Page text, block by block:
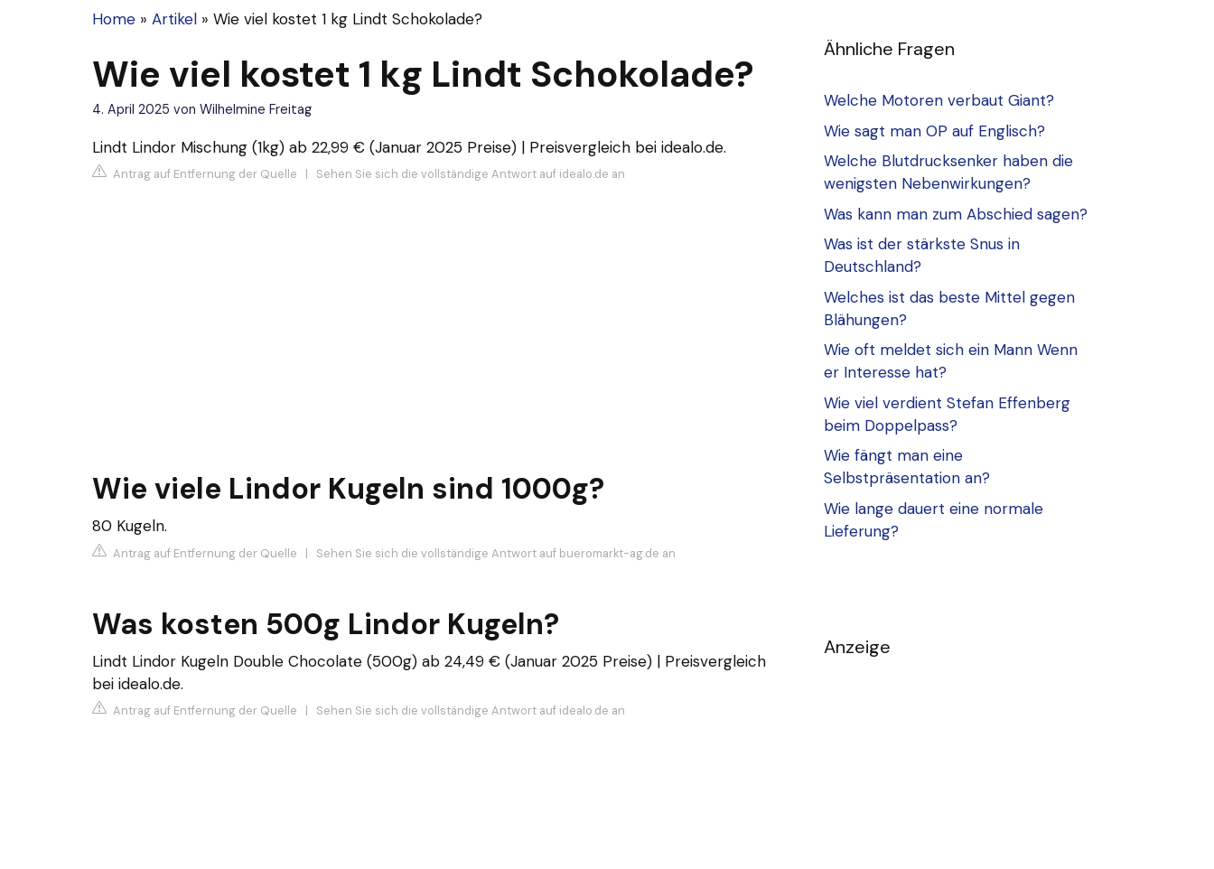
Home » Artikel » Wie viel kostet 1 kg Lindt Schokolade?
Wie viel kostet 1 kg Lindt Schokolade?
4. April 2025 von Wilhelmine Freitag
Lindt Lindor Mischung (1kg) ab 22,99 € (Januar 2025 Preise) | Preisvergleich bei idealo.de.
Antrag auf Entfernung der Quelle | Sehen Sie sich die vollständige Antwort auf idealo.de an
Wie viele Lindor Kugeln sind 1000g?
80 Kugeln.
Antrag auf Entfernung der Quelle | Sehen Sie sich die vollständige Antwort auf bueromarkt-ag.de an
Was kosten 500g Lindor Kugeln?
Lindt Lindor Kugeln Double Chocolate (500g) ab 24,49 € (Januar 2025 Preise) | Preisvergleich
bei idealo.de.
Antrag auf Entfernung der Quelle | Sehen Sie sich die vollständige Antwort auf idealo.de an
Ähnliche Fragen
Welche Motoren verbaut Giant?
Wie sagt man OP auf Englisch?
Welche Blutdrucksenker haben die
wenigsten Nebenwirkungen?
Was kann man zum Abschied sagen?
Was ist der stärkste Snus in
Deutschland?
Welches ist das beste Mittel gegen
Blähungen?
Wie oft meldet sich ein Mann Wenn
er Interesse hat?
Wie viel verdient Stefan Effenberg
beim Doppelpass?
Wie fängt man eine
Selbstpräsentation an?
Wie lange dauert eine normale
Lieferung?
Anzeige